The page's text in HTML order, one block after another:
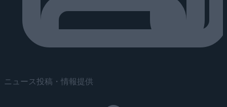
ニュース投稿・情報提供